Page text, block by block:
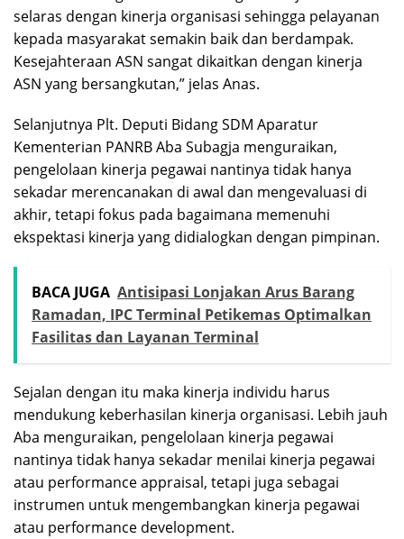
selaras dengan kinerja organisasi sehingga pelayanan
kepada masyarakat semakin baik dan berdampak.
Kesejahteraan ASN sangat dikaitkan dengan kinerja
ASN yang bersangkutan,” jelas Anas.
Selanjutnya Plt. Deputi Bidang SDM Aparatur
Kementerian PANRB Aba Subagja menguraikan,
pengelolaan kinerja pegawai nantinya tidak hanya
sekadar merencanakan di awal dan mengevaluasi di
akhir, tetapi fokus pada bagaimana memenuhi
ekspektasi kinerja yang didialogkan dengan pimpinan.
BACA JUGA Antisipasi Lonjakan Arus Barang
Ramadan, IPC Terminal Petikemas Optimalkan
Fasilitas dan Layanan Terminal
Sejalan dengan itu maka kinerja individu harus
mendukung keberhasilan kinerja organisasi. Lebih jauh
Aba menguraikan, pengelolaan kinerja pegawai
nantinya tidak hanya sekadar menilai kinerja pegawai
atau performance appraisal, tetapi juga sebagai
instrumen untuk mengembangkan kinerja pegawai
atau performance development.